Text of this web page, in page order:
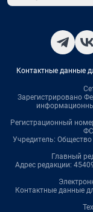
Контактные данные
Зарегистрировано
Регистрационный
ФС
Учредитель:
Главный
Адрес редакции:
Контактные данные